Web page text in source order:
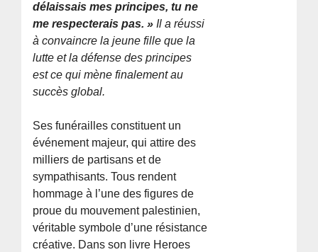
délaissais mes principes, tu ne
me respecterais pas. » Il a réussi
à convaincre la jeune fille que la
lutte et la défense des principes
est ce qui mène finalement au
succès global.
Ses funérailles constituent un
événement majeur, qui attire des
milliers de partisans et de
sympathisants. Tous rendent
hommage à l’une des figures de
proue du mouvement palestinien,
véritable symbole d’une résistance
créative. Dans son livre Heroes